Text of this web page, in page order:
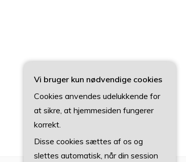
Vi bruger kun nødvendige cookies
Cookies anvendes udelukkende for
at sikre, at hjemmesiden fungerer
korrekt.
Disse cookies sættes af os og
slettes automatisk, når din session